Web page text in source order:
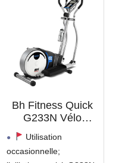
Bh Fitness Quick
G233N Vélo
magnetique
Utilisation
occasionnelle;